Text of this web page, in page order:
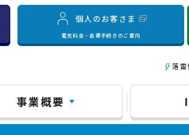
個人のお客さま
電気料金・各種手続きのご案内
落雷
事業概要